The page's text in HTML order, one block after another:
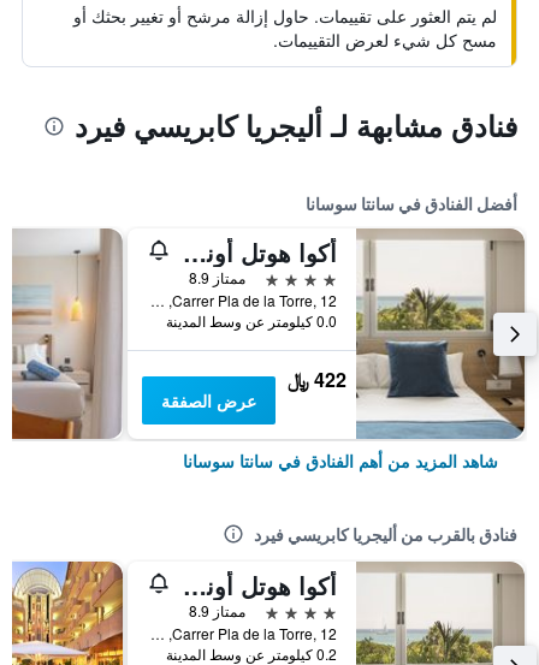
لم يتم العثور على تقييمات. حاول إزالة مرشح أو تغيير بحثك أو
مسح كل شيء لعرض التقييمات.
فنادق مشابهة لـ أليجريا كابريسي فيرد
أفضل الفنادق في سانتا سوسانا
أكوا هوتل أونابرافا آند سبا
4 نجوم
ممتاز 8.9
Carrer Pla de la Torre, 12, سانتا سوسانا, كاتالونيا, أسبانيا
0.0 كيلومتر عن وسط المدينة
422 ﷼
عرض الصفقة
شاهد المزيد من أهم الفنادق في سانتا سوسانا
فنادق بالقرب من أليجريا كابريسي فيرد
أكوا هوتل أونابرافا آند سبا
4 نجوم
ممتاز 8.9
Carrer Pla de la Torre, 12, سانتا سوسانا, كاتالونيا, أسبانيا
0.2 كيلومتر عن وسط المدينة